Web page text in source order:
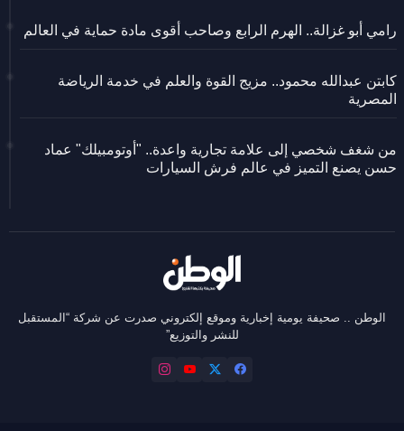
رامي أبو غزالة.. الهرم الرابع وصاحب أقوى مادة حماية في العالم
كابتن عبدالله محمود.. مزيج القوة والعلم في خدمة الرياضة
المصرية
من شغف شخصي إلى علامة تجارية واعدة.. "أوتومبيلك" عماد
حسن يصنع التميز في عالم فرش السيارات
الوطن .. صحيفة يومية إخبارية وموقع إلكتروني صدرت عن شركة “المستقبل
للنشر والتوزيع”